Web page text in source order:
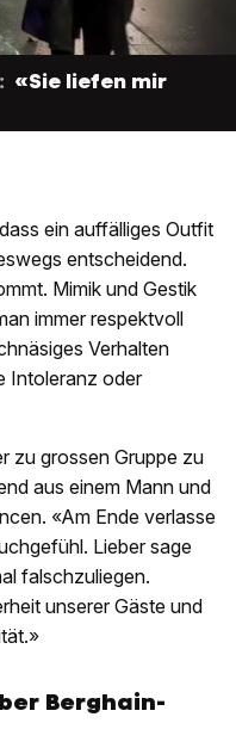
«Sie liefen mir
ein auffälliges Outfit
entscheidend.
Mimik und Gestik
immer respektvoll
Verhalten
Intoleranz oder
zu grossen Gruppe zu
aus einem Mann und
«Am Ende verlasse
Lieber sage
falschzuliegen.
unserer Gäste und
Berghain-